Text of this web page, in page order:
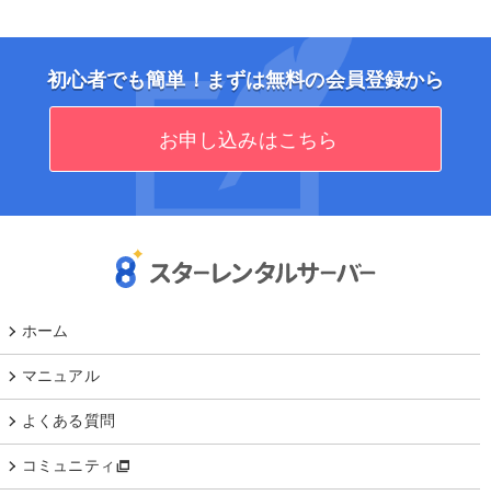
初心者でも簡単！まずは無料の会員登録から
お申し込みはこちら
ホーム
マニュアル
よくある質問
コミュニティ